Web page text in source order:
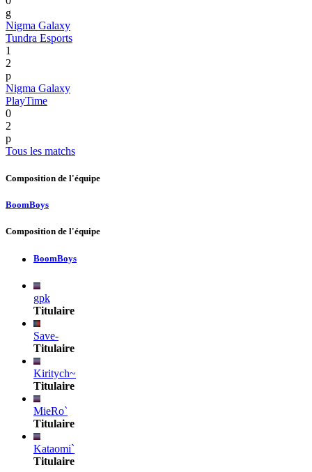
g
Nigma Galaxy
Tundra Esports
1
2
p
Nigma Galaxy
PlayTime
0
2
p
Tous les matchs
Composition de l'équipe
BoomBoys
Composition de l'équipe
BoomBoys
gpk
Titulaire
Save-
Titulaire
Kiritych~
Titulaire
MieRo`
Titulaire
Kataomi`
Titulaire